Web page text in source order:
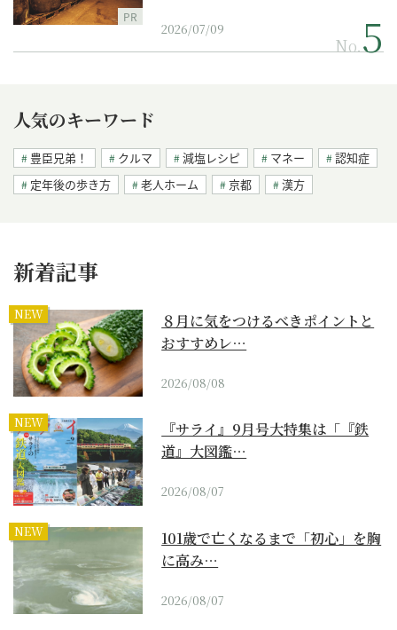
PR
2026/07/09
No.
人気のキーワード
豊臣兄弟！ クルマ 減塩レシピ マネー
認知症
定年後の歩き方
老人ホーム 京都 漢方
新着記事
NEW
８月に気をつけるべきポイントと
おすすめレ…
2026/08/08
NEW
『サライ』9月号大特集は「『鉄
道』大図鑑…
2026/08/07
NEW
101歳で亡くなるまで「初心」を胸
に高み…
2026/08/07